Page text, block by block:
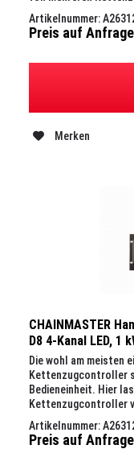
erfolgt...
Artikelnummer:
Preis auf Anfrage
Merken
CHAINMASTER
D8 4-Kanal LED, 1
Out, 19", 4 HE
Die wohl am meisten
Kettenzugcontroller
Bedieneinheit. Hier
Kettenzugcontroller
erfolgt über das...
Artikelnummer:
Preis auf Anfrage